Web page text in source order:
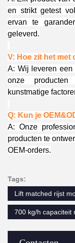
en strikt getest
ervan te
geleverd.
V: Hoe zit het met
A: Wij leveren
onze
kunstmatige
Q: Kun je
A: Onze
producten te
OEM-orders.
Tags:
Lift matched rijst
700 kg/h capaciteit